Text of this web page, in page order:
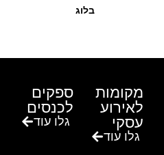
בלוג
מקומות
לאירוע
עסקי
גלו עוד
ספקים
לכנסים
גלו עוד